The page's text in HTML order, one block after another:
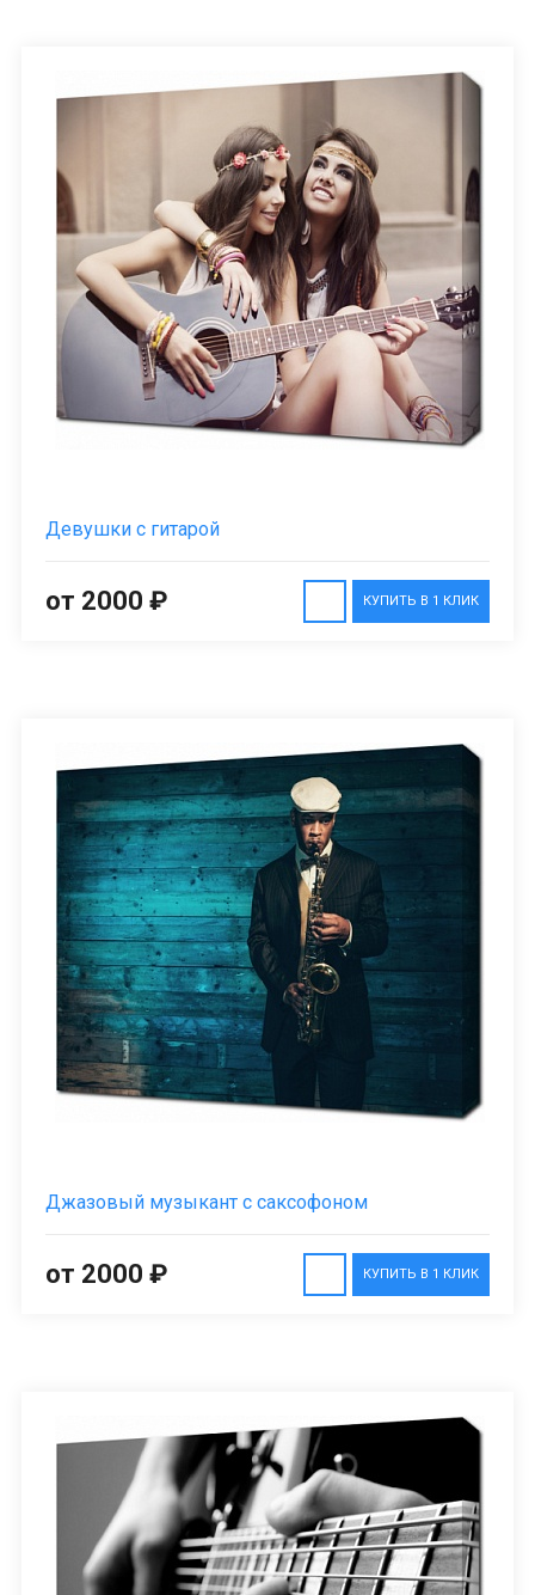
Девушки с гитарой
КУПИТЬ В 1 КЛИК
от 2000 ₽
Джазовый музыкант с саксофоном
КУПИТЬ В 1 КЛИК
от 2000 ₽